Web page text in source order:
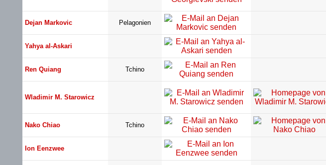
Dejan Markovic Pelagonien
Yahya al-Askari
Ren Quiang Tchino
Wladimir M. Starowicz
Nako Chiao Tchino
Ion Eenzwee